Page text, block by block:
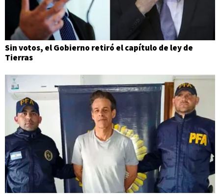
Sin votos, el Gobierno retiró el capítulo de ley de
Tierras